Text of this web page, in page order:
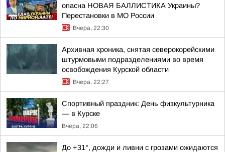
опасна НОВАЯ БАЛЛИСТИКА Украины?
Перестановки в МО России
Вчера, 22:30
Архивная хроника, снятая северокорейскими
штурмовыми подразделениями во время
освобождения Курской области
Вчера, 22:27
Спортивный праздник: День физкультурника
— в Курске
Вчера, 22:06
До +31°, дожди и ливни с грозами ожидаются